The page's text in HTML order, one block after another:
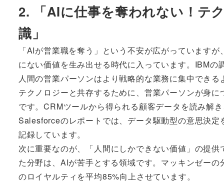
2. 「AIに仕事を奪われない！テ
識」
「AIが営業職を奪う」という不安が広がっています
にない価値を生み出せる時代に入っています。IBM
人間の営業パーソンはより戦略的な業務に集中でき
テクノロジーと共存するために、営業パーソンが身
です。CRMツールから得られる顧客データを読み解
Salesforceのレポートでは、データ駆動型の意思決
記録しています。
次に重要なのが、「人間にしかできない価値」の提
た分野は、AIが苦手とする領域です。マッキンゼー
のロイヤルティを平均85%向上させています。